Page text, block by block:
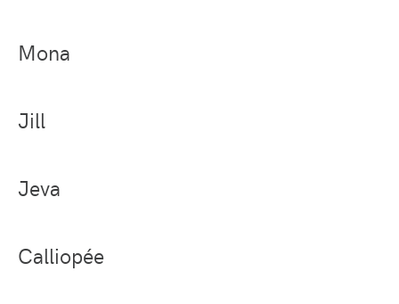
Mona
Jill
Jeva
Calliopée